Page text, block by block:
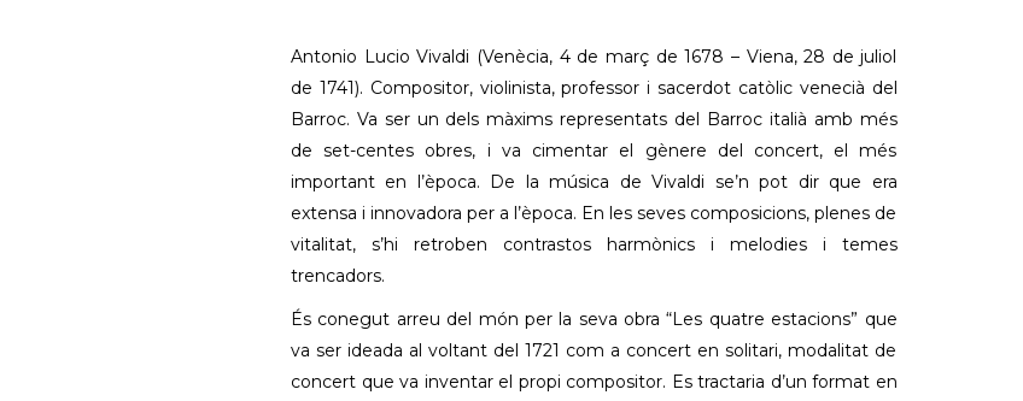
Antonio Lucio Vivaldi (Venècia, 4 de març de 1678 – Viena, 28 de juliol
de 1741). Compositor, violinista, professor i sacerdot catòlic venecià del
Barroc. Va ser un dels màxims representats del Barroc italià amb més
de set-centes obres, i va cimentar el gènere del concert, el més
important en l’època. De la música de Vivaldi se’n pot dir que era
extensa i innovadora per a l’època. En les seves composicions, plenes de
vitalitat, s’hi retroben contrastos harmònics i melodies i temes
trencadors.
És conegut arreu del món per la seva obra “Les quatre estacions” que
va ser ideada al voltant del 1721 com a concert en solitari, modalitat de
concert que va inventar el propi compositor. Es tractaria d’un format en